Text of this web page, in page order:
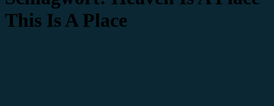
This Is A Place